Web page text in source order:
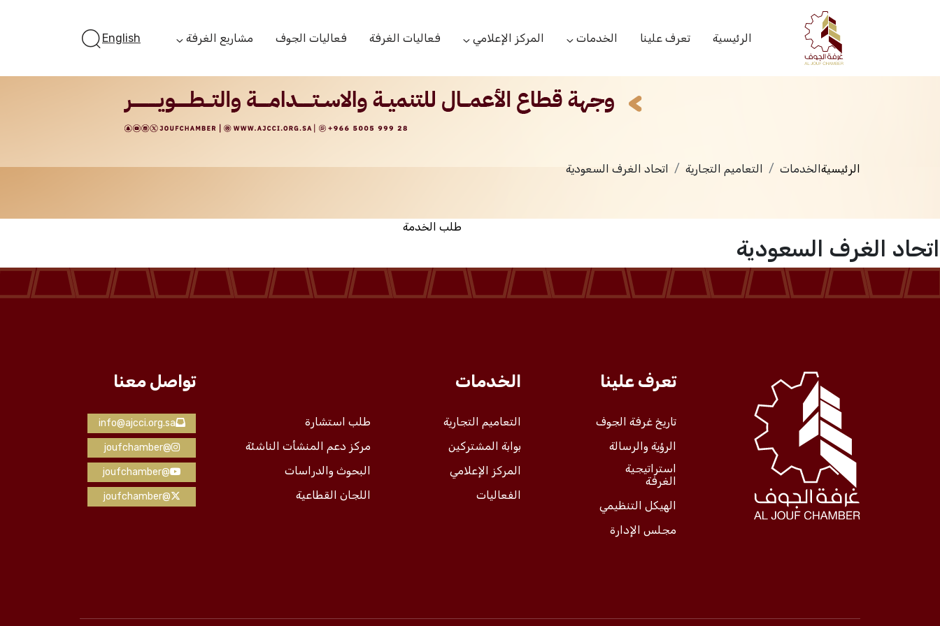
المركز الإعلامي
فعاليات الغرفة
الرئيسية تعرف علينا الخدمات
التعاميم التجارية البحوث والدراسات
بوابة المشتركين
مركز دعم المنشأت الناشئة مكتب الاحتجاج
المركز الإعلامي
الأخبار
الشعار
فعاليات الغرفة فعاليات الجوف مشاريع الغرفة
أستثمر بالجوف
الجوف ستارت أب
English
الخدمات
الرئيسيةالخدمات التعاميم التجارية اتحاد الغرف السعودية
اتحاد الغرف السعودية
طلب الخدمة
تعرف علينا
تاريخ غرفة الجوف
الرؤية والرسالة
استراتيجية
الغرفة
الهيكل التنظيمي
مجلس الإدارة
الخدمات
التعاميم التجارية
طلب استشارة
بوابة المشتركين
مركز دعم المنشأت الناشئة
المركز الإعلامي
البحوث والدراسات
الفعاليات
اللجان القطاعية
تواصل معنا
info@ajcci.org.sa
@joufchamber
@joufchamber
@joufchamber